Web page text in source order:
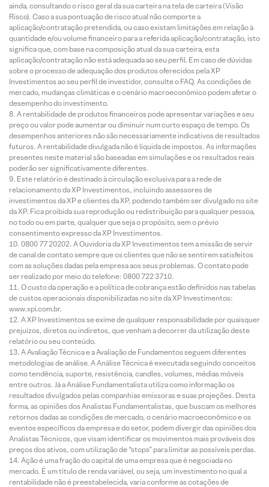
ainda, consultando o risco geral da sua carteira na tela de carteira (Visão
Risco). Caso a sua pontuação de risco atual não comporte a
aplicação/contratação pretendida, ou caso existam limitações em relação à
quantidade e/ou volume financeiro para a referida aplicação/contratação, isto
significa que, com base na composição atual da sua carteira, esta
aplicação/contratação não está adequada ao seu perfil. Em caso de dúvidas
sobre o processo de adequação dos produtos oferecidos pela XP
Investimentos ao seu perfil de investidor, consulte o FAQ. As condições de
mercado, mudanças climáticas e o cenário macroeconômico podem afetar o
desempenho do investimento.
A rentabilidade de produtos financeiros pode apresentar variações e seu
preço ou valor pode aumentar ou diminuir num curto espaço de tempo. Os
desempenhos anteriores não são necessariamente indicativos de resultados
futuros. A rentabilidade divulgada não é líquida de impostos. As informações
presentes neste material são baseadas em simulações e os resultados reais
poderão ser significativamente diferentes.
Este relatório é destinado à circulação exclusiva para a rede de
relacionamento da XP Investimentos, incluindo assessores de
investimentos da XP e clientes da XP, podendo também ser divulgado no site
da XP. Fica proibida sua reprodução ou redistribuição para qualquer pessoa,
no todo ou em parte, qualquer que seja o propósito, sem o prévio
consentimento expresso da XP Investimentos.
0800 77 20202. A Ouvidoria da XP Investimentos tem a missão de servir
de canal de contato sempre que os clientes que não se sentirem satisfeitos
com as soluções dadas pela empresa aos seus problemas. O contato pode
ser realizado por meio do telefone: 0800 722 3710.
O custo da operação e a política de cobrança estão definidos nas tabelas
de custos operacionais disponibilizadas no site da XP Investimentos:
www.xpi.com.br.
A XP Investimentos se exime de qualquer responsabilidade por quaisquer
prejuízos, diretos ou indiretos, que venham a decorrer da utilização deste
relatório ou seu conteúdo.
A Avaliação Técnica e a Avaliação de Fundamentos seguem diferentes
metodologias de análise. A Análise Técnica é executada seguindo conceitos
como tendência, suporte, resistência, candles, volumes, médias móveis
entre outros. Já a Análise Fundamentalista utiliza como informação os
resultados divulgados pelas companhias emissoras e suas projeções. Desta
forma, as opiniões dos Analistas Fundamentalistas, que buscam os melhores
retornos dadas as condições de mercado, o cenário macroeconômico e os
eventos específicos da empresa e do setor, podem divergir das opiniões dos
Analistas Técnicos, que visam identificar os movimentos mais prováveis dos
preços dos ativos, com utilização de “stops” para limitar as possíveis perdas.
Ação é uma fração do capital de uma empresa que é negociada no
mercado. É um título de renda variável, ou seja, um investimento no qual a
rentabilidade não é preestabelecida, varia conforme as cotações de